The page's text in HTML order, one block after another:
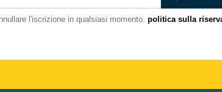
l'iscrizione in qualsiasi momento. politica sulla